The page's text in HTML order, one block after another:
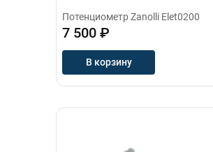
Потенциометр Zanolli Elet0200
7 500 ₽
В корзину